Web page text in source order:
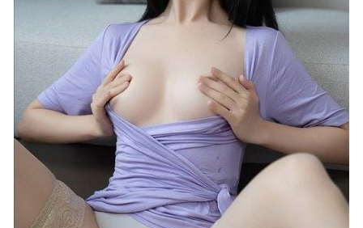
鱼子酱Fish – NO.218 泡沫[145P-1.58GB]
[微密圈]脸红Dearie-黑色大洞连衣裙[21P2V-109MB]
[Xiuren秀人网]2023.05.23 NO.6788 杨晨晨Yome[85+1P／
710MB]
2023-10-28